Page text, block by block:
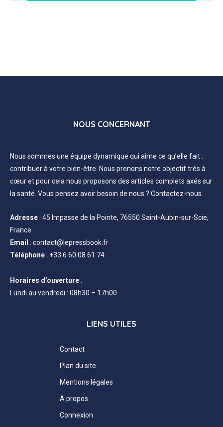
NOUS CONCERNANT
Nous sommes une équipe dynamique qui aime ce qu’elle fait :
contribuer à votre bien-être. Nous prenons notre objectif très à
cœur et pour cela nous proposons des articles complets axés sur
la santé. Vous pensez avoir besoin de nous ? Contactez-nous.
Adresse: 45 Impasse de la Pointe, 76550 Saint-Aubin-sur-Scie,
France
Email : contact@lepressbook.fr
Téléphone: +33 6 60 08 61 74
Horaires d’ouverture:
Lundi au vendredi : 08h30 – 17h00
LIENS UTILES
Contact
Plan du site
Mentions légales
A propos
Connexion